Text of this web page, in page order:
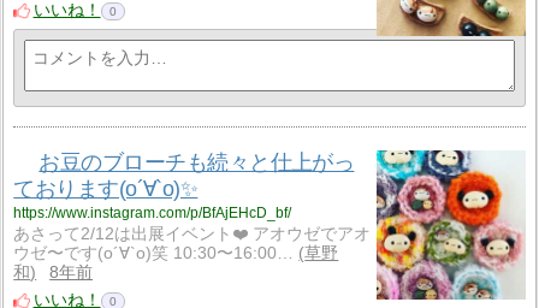
いいね！
0
お豆のブローチも続々と仕上がっ
ております(о´∀`о)✨
https://www.instagram.com/p/BfAjEHcD_bf/
あさって2/12は出展イベント❤️ アオウゼでアオ
ウゼ〜です(о´∀`о)笑 10:30〜16:00…
草野
和
8年前
いいね！
0